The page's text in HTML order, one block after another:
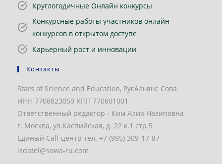
Круглогодичные Онлайн конкурсы
Конкурсные работы участников онлайн
конкурсов в открытом доступе
Карьерный рост и инновации
Контакты
Stars of Science and Education, РусАльянс Сова
ИНН 7708823050 КПП 770801001
Ответственный редактор - Ким Алия Назиповна
г. Москва, ул.Каспийская, д. 22 к.1 стр.5
Единый Call-центр тел. +7 (995) 309-17-87
izdatel@sowa-ru.com